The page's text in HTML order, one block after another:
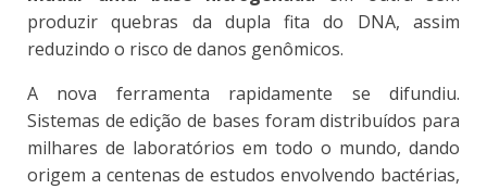
produzir quebras da dupla fita do DNA, assim
reduzindo o risco de danos genômicos.
A nova ferramenta rapidamente se difundiu.
Sistemas de edição de bases foram distribuídos para
milhares de laboratórios em todo o mundo, dando
origem a centenas de estudos envolvendo bactérias,